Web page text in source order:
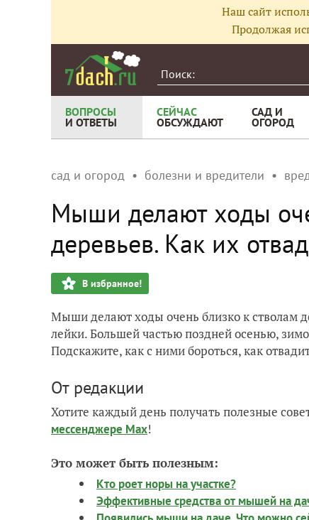
Наш сайт
Продолжая
ВОПРОСЫ
И ОТВЕТЫ
СЕЙЧАС
ОБСУЖДАЮТ
САД И
ОГОРОД
сад и огород болезни и вредители
Мыши делают ходы
деревьев. Как их
В избранное!
Мыши делают ходы очень близко к стволам
лейки. Большей частью поздней осенью,
Подскажите, как с ними бороться, как
От редакции
Хотите каждый день получать полезные
мессенджере Max!
Это может быть полезным:
Кто роет норы на участке?
Эффективные средства от мышей на